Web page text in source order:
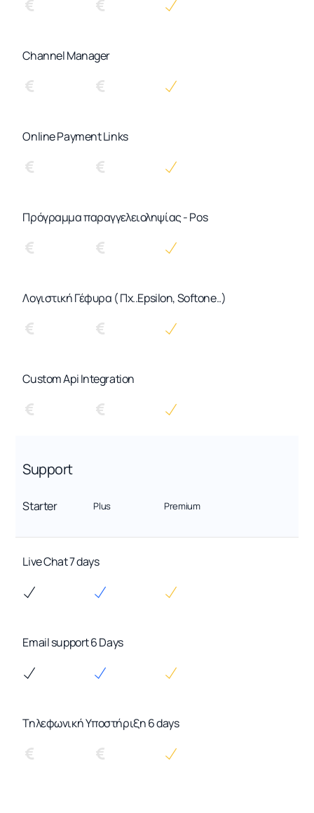
Channel Manager
Online Payment Links
Πρόγραμμα παραγγελειοληψίας - Pos
Λογιστική Γέφυρα ( Πχ..Epsilon, Softone..)
Custom Api Integration
Support
Starter Plus Premium
Live Chat 7 days
Email support 6 Days
Τηλεφωνική Υποστήριξη 6 days